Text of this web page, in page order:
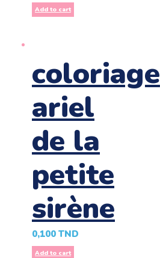
Add to cart
coloriage
ariel
de la
petite
sirène
0,100 TND
Add to cart